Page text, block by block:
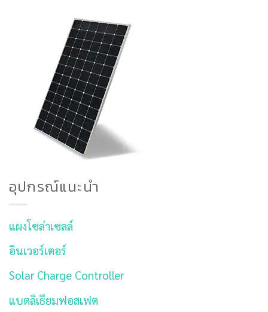
อุปกรณ์แนะนำ
แผงโซล่าเซลล์
อินเวอร์เตอร์
Solar Charge Controller
แบตลิเธียมฟอสเฟต